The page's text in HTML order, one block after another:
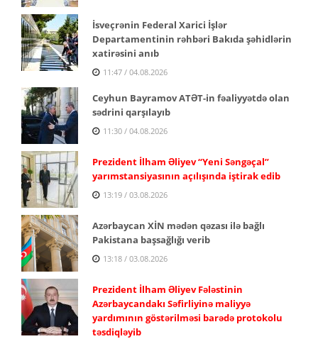
İsveçrənin Federal Xarici İşlər
Departamentinin rəhbəri Bakıda şəhidlərin
xatirəsini anıb
11:47 / 04.08.2026
Ceyhun Bayramov ATƏT-in fəaliyyətdə olan
sədrini qarşılayıb
11:30 / 04.08.2026
Prezident İlham Əliyev “Yeni Səngəçal”
yarımstansiyasının açılışında iştirak edib
13:19 / 03.08.2026
Azərbaycan XİN mədən qəzası ilə bağlı
Pakistana başsağlığı verib
13:18 / 03.08.2026
Prezident İlham Əliyev Fələstinin
Azərbaycandakı Səfirliyinə maliyyə
yardımının göstərilməsi barədə protokolu
təsdiqləyib